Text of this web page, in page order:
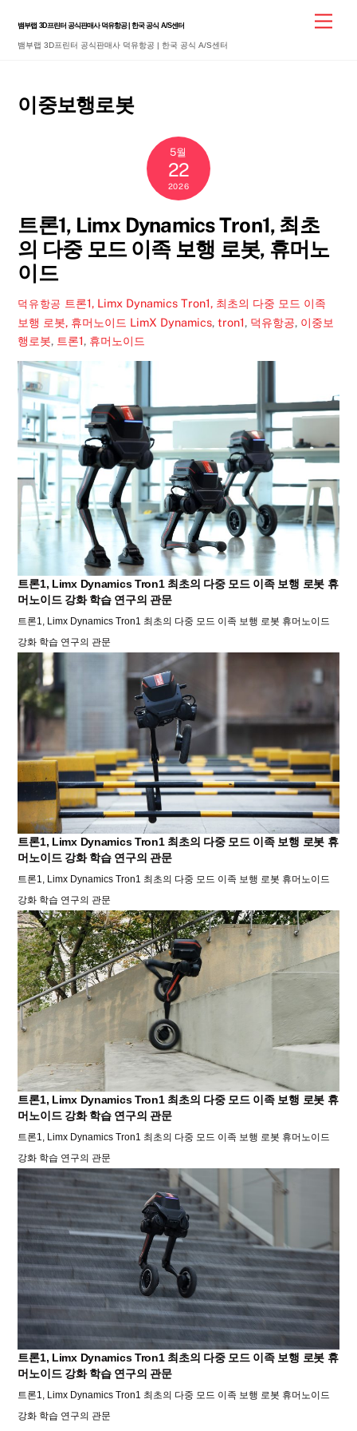
content
뱀부랩 3D프린터 공식판매사 덕유항공 | 한국 공식 A/S센터
뱀부랩 3D프린터 공식판매사 덕유항공 | 한국 공식 A/S센터
이중보행로봇
5월
22
2026
트론1, Limx Dynamics Tron1, 최초
의 다중 모드 이족 보행 로봇, 휴머노
이드
덕유항공 트론1, Limx Dynamics Tron1, 최초의 다중 모드 이족
보행 로봇, 휴머노이드 LimX Dynamics,tron1, 덕유항공, 이중보
행로봇, 트론1, 휴머노이드
트론1, Limx Dynamics Tron1 최초의 다중 모드 이족 보행 로봇 휴
머노이드 강화 학습 연구의 관문
트론1, Limx Dynamics Tron1 최초의 다중 모드 이족 보행 로봇 휴머노이드
강화 학습 연구의 관문
트론1, Limx Dynamics Tron1 최초의 다중 모드 이족 보행 로봇 휴
머노이드 강화 학습 연구의 관문
트론1, Limx Dynamics Tron1 최초의 다중 모드 이족 보행 로봇 휴머노이드
강화 학습 연구의 관문
트론1, Limx Dynamics Tron1 최초의 다중 모드 이족 보행 로봇 휴
머노이드 강화 학습 연구의 관문
트론1, Limx Dynamics Tron1 최초의 다중 모드 이족 보행 로봇 휴머노이드
강화 학습 연구의 관문
트론1, Limx Dynamics Tron1 최초의 다중 모드 이족 보행 로봇 휴
머노이드 강화 학습 연구의 관문
트론1, Limx Dynamics Tron1 최초의 다중 모드 이족 보행 로봇 휴머노이드
강화 학습 연구의 관문